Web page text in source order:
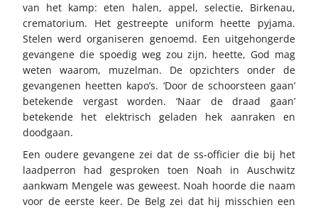
van het kamp: eten halen, appel, selectie, Birkenau,
crematorium. Het gestreepte uniform heette pyjama.
Stelen werd organiseren genoemd. Een uitgehongerde
gevangene die spoedig weg zou zijn, heette, God mag
weten waarom, muzelman. De opzichters onder de
gevangenen heetten kapo’s. ‘Door de schoorsteen gaan’
betekende vergast worden. ‘Naar de draad gaan’
betekende het elektrisch geladen hek aanraken en
doodgaan.
Een oudere gevangene zei dat de ss-officier die bij het
laadperron had gesproken toen Noah in Auschwitz
aankwam Mengele was geweest. Noah hoorde die naam
voor de eerste keer. De Belg zei dat hij misschien een